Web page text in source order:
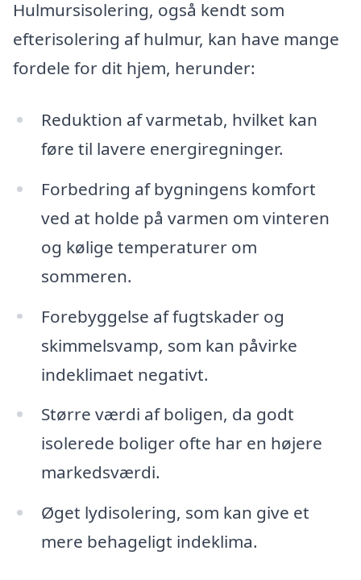
Hulmursisolering, også kendt som
efterisolering af hulmur, kan have mange
fordele for dit hjem, herunder:
Reduktion af varmetab, hvilket kan
føre til lavere energiregninger.
Forbedring af bygningens komfort
ved at holde på varmen om vinteren
og kølige temperaturer om
sommeren.
Forebyggelse af fugtskader og
skimmelsvamp, som kan påvirke
indeklimaet negativt.
Større værdi af boligen, da godt
isolerede boliger ofte har en højere
markedsværdi.
Øget lydisolering, som kan give et
mere behageligt indeklima.